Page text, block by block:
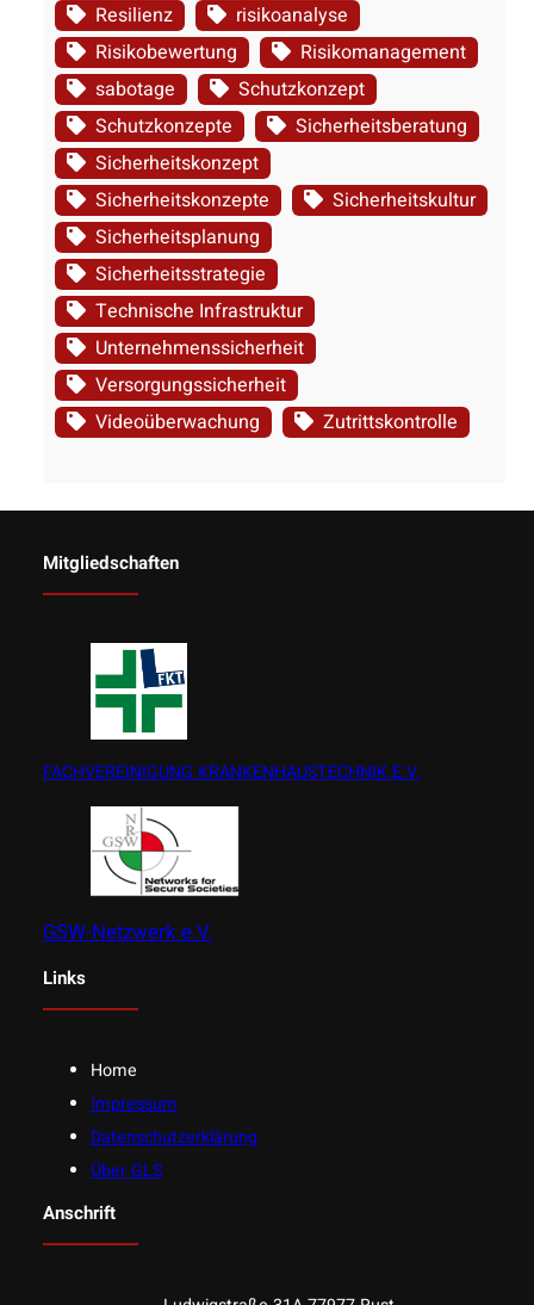
Resilienz
risikoanalyse
Risikobewertung
Risikomanagement
sabotage
Schutzkonzept
Schutzkonzepte
Sicherheitsberatung
Sicherheitskonzept
Sicherheitskonzepte
Sicherheitskultur
Sicherheitsplanung
Sicherheitsstrategie
Technische Infrastruktur
Unternehmenssicherheit
Versorgungssicherheit
Videoüberwachung
Zutrittskontrolle
Mitgliedschaften
FACHVEREINIGUNG KRANKENHAUSTECHNIK E.V.
GSW-Netzwerk e.V.
Links
Home
Impressum
Datenschutzerklärung
Über GLS
Anschrift